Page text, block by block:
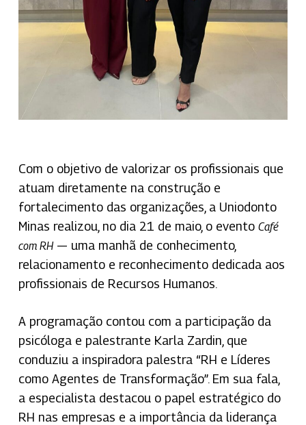
Com o objetivo de valorizar os profissionais que
atuam diretamente na construção e
fortalecimento das organizações, a Uniodonto
Minas realizou, no dia 21 de maio, o evento Café
com RH— uma manhã de conhecimento,
relacionamento e reconhecimento dedicada aos
profissionais de Recursos Humanos.
A programação contou com a participação da
psicóloga e palestrante Karla Zardin, que
conduziu a inspiradora palestra “RH e Líderes
como Agentes de Transformação”. Em sua fala,
a especialista destacou o papel estratégico do
RH nas empresas e a importância da liderança